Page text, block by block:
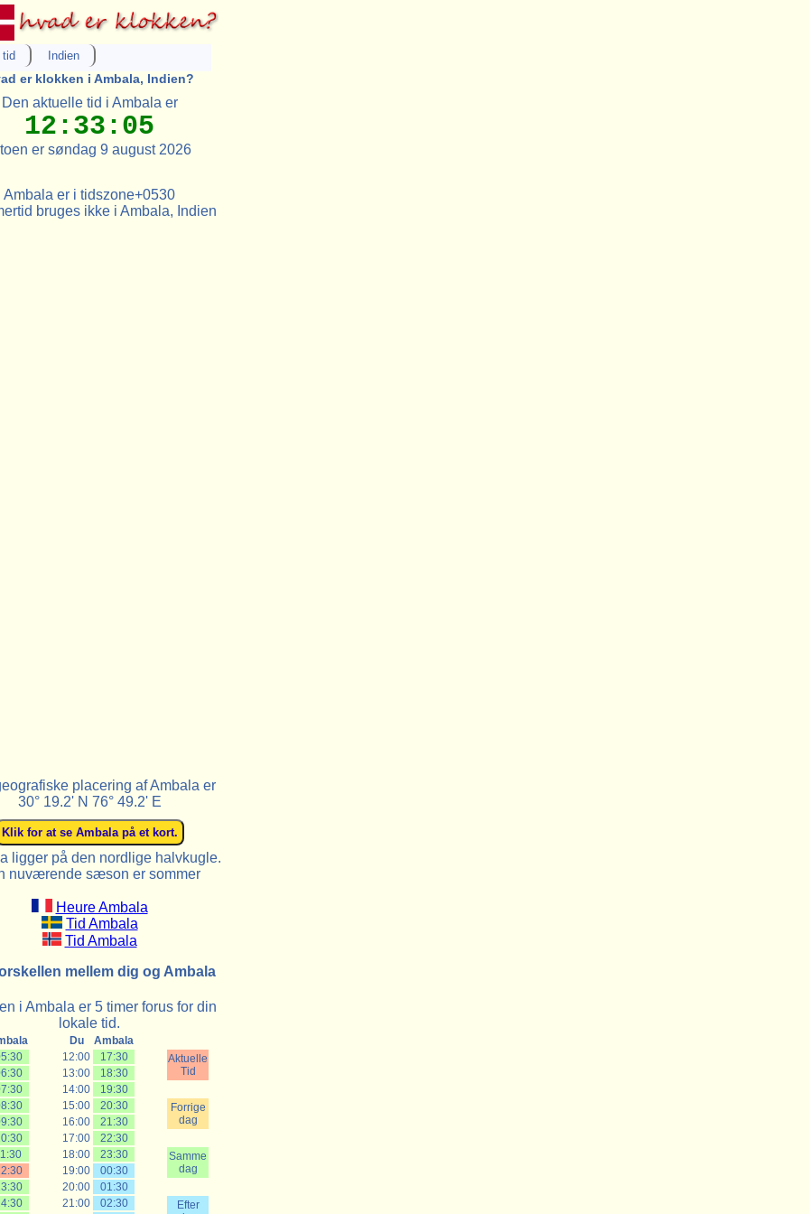
tid Indien
er klokken i Ambala, Indien?
Den aktuelle tid i Ambala er
12:33:05
er søndag 9 august 2026
Ambala er i tidszone+0530
bruges ikke i Ambala, Indien
placering af Ambala er
30° 19.2' N 76° 49.2' E
ligger på den nordlige halvkugle.
nuværende sæson er sommer
Heure Ambala
Tid Ambala
Tid Ambala
mellem dig og Ambala
i Ambala er 5 timer forus for din
lokale tid.
Du
Ambala
12:00 17:30
Aktuelle
Tid
13:00
18:30
14:00
19:30
15:00 20:30
Forrige
dag
16:00
21:30
17:00
22:30
18:00 23:30
Samme
dag
19:00
00:30
20:00
01:30
21:00 02:30
Efter